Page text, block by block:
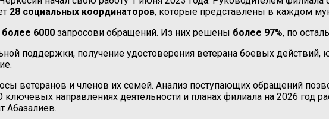
28 социальных координаторов, которые представлены в каждом
более 6000 запросови обращений. Из них решены более 97%, по
поддержки, получение удостоверения ветерана боевых действий,
ветеранов и членов их семей. Анализ поступающих обращений
направлениях деятельности и планах филиала на 2026 год
Абазалиев.